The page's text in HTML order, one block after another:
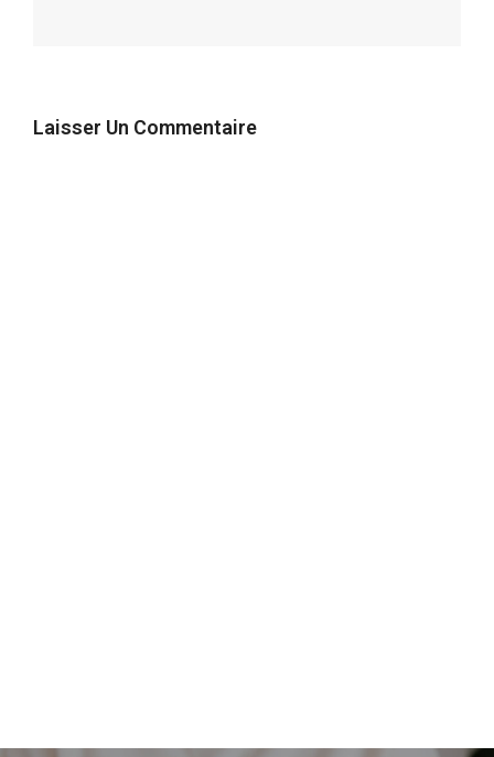
Laisser Un Commentaire